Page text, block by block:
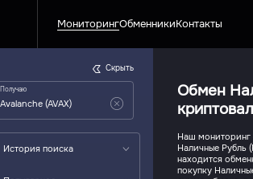
МониторингОбменникиКонтакты
Получаю
История поиска
Скрыть
Обмен
Наш мониторинг
Наличные Рубль
находится
покупку